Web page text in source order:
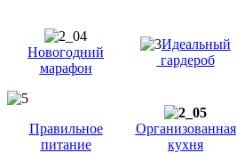
Новогодний
марафон
Идеальный
гардероб
Правильное
питание
Организованная
кухня